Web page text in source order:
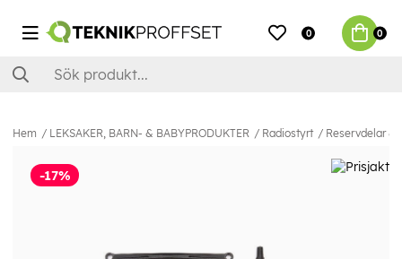
0 0
Hem LEKSAKER, BARN- & BABYPRODUKTER Radiostyrt Reservdelar &
-17%